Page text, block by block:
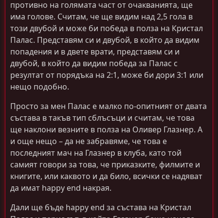
противно на голямата част от очакванията, ще
има голове. Считам, че ще видим над 2,5 гола в
този двубой и може би победа в полза на Кристал
Палас. Представям си и двубой, в който да видим
попадения и в двете врати, представям си и
двубой, в който да видим победа за Палас с
резултат от порядъка на 2:1, може би дори 3:1 или
нещо подобно.
Просто за мен Палас е малко по-опитният от двата
състава в такъв тип сблъсъци и считам, че това
ще наклони везните в полза на Оливер Глазнер. А
и още нещо – да не забравяме, че това е
последният мач на Глазнер в клуба, като той
самият говори за това, че приказките, филмите и
книгите, или каквото и да било, всички се надяват
да имат happy end накрая.
Дали ще бъде happy end за състава на Кристал